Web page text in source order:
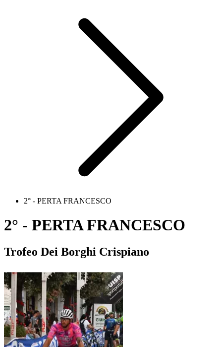
2° - PERTA FRANCESCO
2° - PERTA FRANCESCO
Trofeo Dei Borghi Crispiano